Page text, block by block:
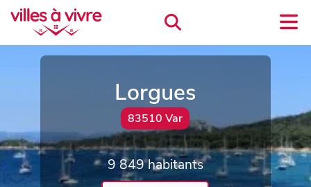
Lorgues
83510 Var
9 849 habitants